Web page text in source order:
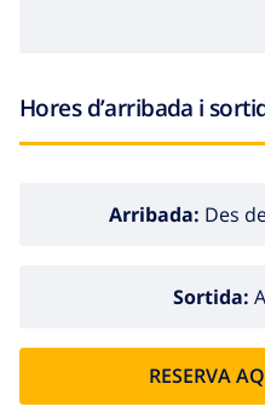
Hores d’arribada i
Arribada: Des
Sortida:
RESERVA